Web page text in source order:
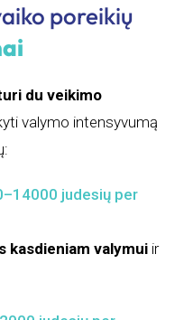
poreikių
du veikimo
valymo intensyvumą
judesių per
kasdieniam valymui ir